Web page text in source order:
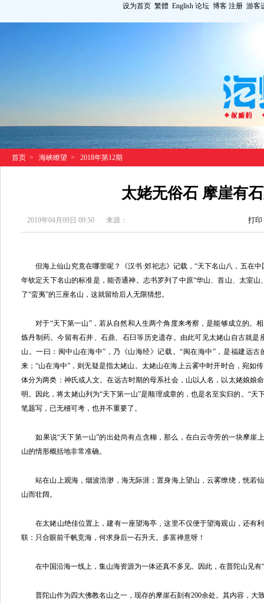
设为首页 繁體 English 论坛 博客 注册 游客
首页 > 海峡瞭望 > 2018年第12期
太姥无俗石 摩崖有
2019年04月09日 09:50 来源： 打印
但海上仙山究竟在哪里呢？《汉书·郊祀志》记载，“天下名山八，五在
年钦定天下名山的标准是，能否通神。志书罗列了中原“华山、首山、太室
了“蛮夷”的三座名山，这就留给后人无限猜想。
对于“天下第一山”，若从自然和人生两个角度来考察，是能够成立的。
炼丹制药。今留有石井、石鼎、石臼等历史遗存。由此可见太姥山自古就是
山。一曰：闽中山在海中”，乃《山海经》记载。“闽在海中”，是福建远
来；“山在海中”，则无疑是指太姥山。太姥山在海上云雾中时开时合，宛如
体分为两类：神氏或人文。在远古时期的母系社会，山以人名，以太姥娘娘
明。因此，将太姥山列为“天下第一山”是顺理成章的，也是名至实归的。“天
笔题写，已无稽可考，也并不重要了。
如果说“天下第一山”的出处尚有点含糊，那么，在白云寺旁的一块摩崖
山的情形概括地非常准确。
站在山上观海，烟波浩渺，海无际涯；置身海上望山，云雾缭绕，恍若
山而壮阔。
在太姥山绝佳位置上，建有一座望海亭，这里不仅便于望海观山，还有
联：只合眼前千帆竞海，何求身后一石升天。多富禅意呀！
在中国沿海一线上，集山海资源为一体还真不多见。因此，在普陀山见有
普陀山作为四大佛教名山之一，现存的摩崖石刻有200余处。其内容，大